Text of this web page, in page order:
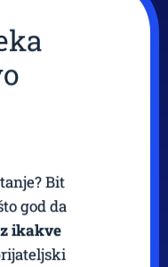
Bit
god da
ikakve